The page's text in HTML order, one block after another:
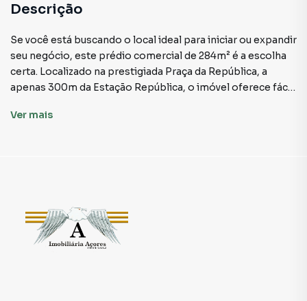
Descrição
Se você está buscando o local ideal para iniciar ou expandir
seu negócio, este prédio comercial de 284m² é a escolha
certa. Localizado na prestigiada Praça da República, a
apenas 300m da Estação República, o imóvel oferece fácil
colaboradores.
andar superior, a estrutura é excelente para escritórios
administrativos, com ambientes amplos e funcionais para
organizar suas operações. O imóvel conta ainda com 2
Ver mais